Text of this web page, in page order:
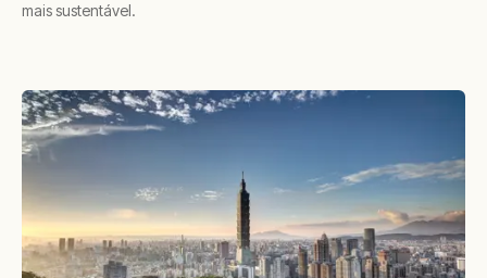
mais sustentável.